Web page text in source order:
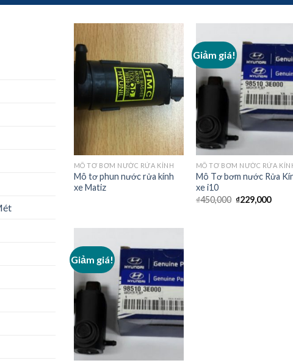
Wishlist
MÔ TƠ BƠM NƯỚC RỬA KÍNH
Mô tơ phun nước rửa kính
xe Matiz
Giảm giá!
Add
MÔ TƠ BƠM NƯỚC RỬA
Mô Tơ bơm nước Rửa
xe i10
₫450,000 ₫229,000
Giảm giá!
Add to
Wishlist